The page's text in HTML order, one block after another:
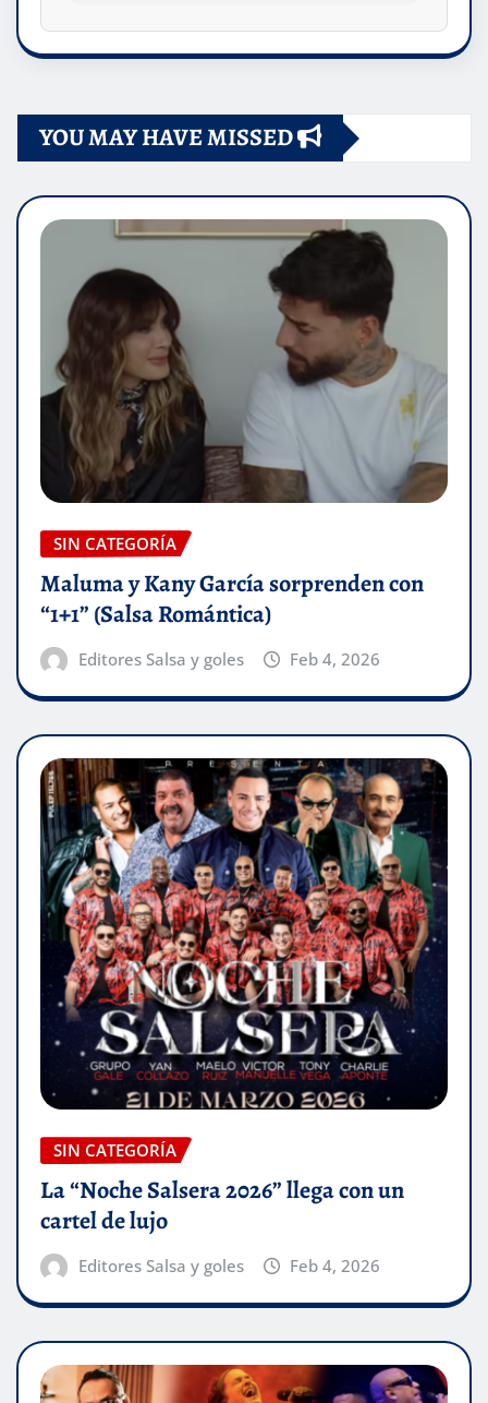
YOU MAY HAVE MISSED
SIN CATEGORÍA
Maluma y Kany García sorprenden con
“1+1” (Salsa Romántica)
Editores Salsa y goles Feb 4, 2026
SIN CATEGORÍA
La “Noche Salsera 2026” llega con un
cartel de lujo
Editores Salsa y goles Feb 4, 2026